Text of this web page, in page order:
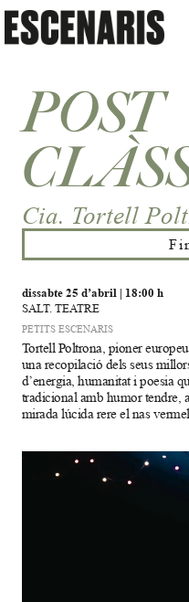
POST
Cia. Tortell
dissabte 25 d’abril| 18:00 h
SALT. TEATRE
PETITS ESCENARIS
Tortell Poltrona, pioner
una recopilació dels seus
d’energia, humanitat i poesia
tradicional amb humor tendre,
mirada lúcida rere el nas